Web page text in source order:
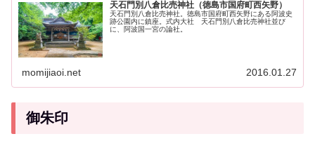
天石門別八倉比売神社（徳島市国府町西矢野）
天石門別八倉比売神社。徳島市国府町西矢野にある阿波史
跡公園内に鎮座。式内大社 天石門別八倉比売神社並び
に、阿波国一宮の論社。
momijiaoi.net 2016.01.27
御朱印